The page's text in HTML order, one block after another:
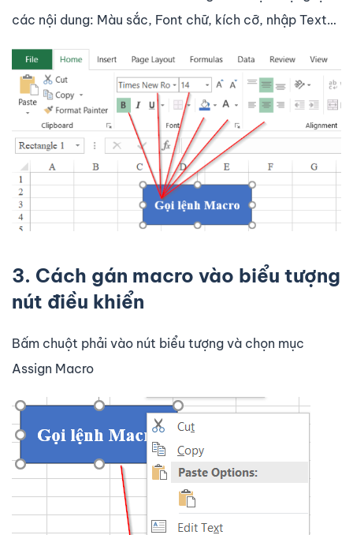
các nội dung: Màu sắc, Font chữ, kích cỡ, nhập Text…
3. Cách gán macro vào biểu tượng
nút điều khiển
Bấm chuột phải vào nút biểu tượng và chọn mục
Assign Macro